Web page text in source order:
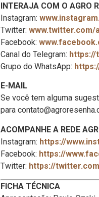
INTERAJA COM O AGRO
Instagram:
Twitter: www.twitter.com/
Facebook:
Canal do Telegram: https://
Grupo do WhatsApp:
E-MAIL
Se você tem alguma
para
ACOMPANHE A REDE
Instagram: https://
Facebook: https://
Twitter: https://
FICHA TÉCNICA